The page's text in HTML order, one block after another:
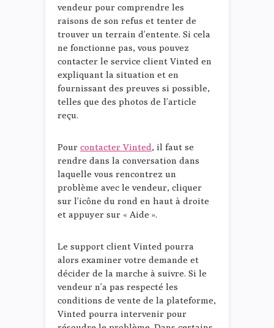
vendeur pour comprendre les
raisons de son refus et tenter de
trouver un terrain d’entente. Si cela
ne fonctionne pas, vous pouvez
contacter le service client Vinted en
expliquant la situation et en
fournissant des preuves si possible,
telles que des photos de l’article
reçu.
Pour contacter Vinted, il faut se
rendre dans la conversation dans
laquelle vous rencontrez un
problème avec le vendeur, cliquer
sur l’icône du rond en haut à droite
et appuyer sur « Aide ».
Le support client Vinted pourra
alors examiner votre demande et
décider de la marche à suivre. Si le
vendeur n’a pas respecté les
conditions de vente de la plateforme,
Vinted pourra intervenir pour